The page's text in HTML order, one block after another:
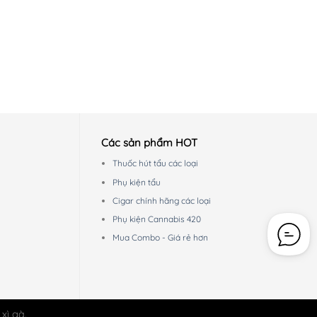
Các sản phẩm HOT
Thuốc hút tẩu các loại
Phụ kiện tẩu
Cigar chính hãng các loại
Phụ kiện Cannabis 420
Mua Combo - Giá rẻ hơn
gà.